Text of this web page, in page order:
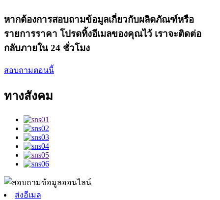
หากต้องการสอบถามข้อมูลเกี่ยวกับผลิตภัณฑ์หรือ
รายการราคา โปรดทิ้งอีเมลของคุณไว้ เราจะติดต่อ
กลับภายใน 24 ชั่วโมง
สอบถามตอนนี้
ทางสังคม
ส่งอีเมล